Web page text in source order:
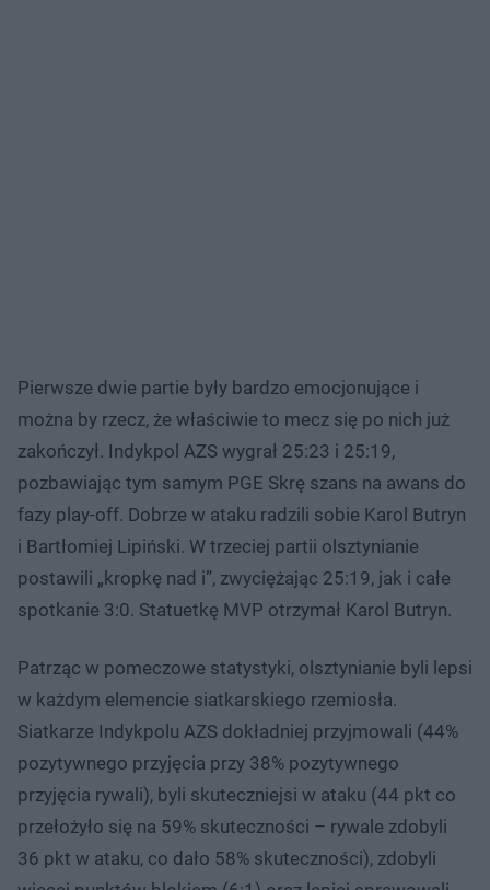
Pierwsze dwie partie były bardzo emocjonujące i
można by rzecz, że właściwie to mecz się po nich już
zakończył. Indykpol AZS wygrał 25:23 i 25:19,
pozbawiając tym samym PGE Skrę szans na awans do
fazy play-off. Dobrze w ataku radzili sobie Karol Butryn
i Bartłomiej Lipiński. W trzeciej partii olsztynianie
postawili „kropkę nad i”, zwyciężając 25:19, jak i całe
spotkanie 3:0. Statuetkę MVP otrzymał Karol Butryn.
Patrząc w pomeczowe statystyki, olsztynianie byli lepsi
w każdym elemencie siatkarskiego rzemiosła.
Siatkarze Indykpolu AZS dokładniej przyjmowali (44%
pozytywnego przyjęcia przy 38% pozytywnego
przyjęcia rywali), byli skuteczniejsi w ataku (44 pkt co
przełożyło się na 59% skuteczności – rywale zdobyli
36 pkt w ataku, co dało 58% skuteczności), zdobyli